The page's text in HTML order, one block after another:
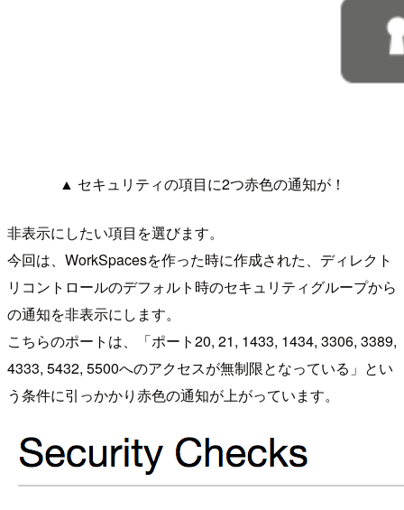
▲ セキュリティの項目に2つ赤色の通知が！
非表示にしたい項目を選びます。
今回は、WorkSpacesを作った時に作成された、ディレクト
リコントロールのデフォルト時のセキュリティグループから
の通知を非表示にします。
こちらのポートは、「ポート20, 21, 1433, 1434, 3306, 3389,
4333, 5432, 5500へのアクセスが無制限となっている」とい
う条件に引っかかり赤色の通知が上がっています。